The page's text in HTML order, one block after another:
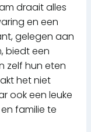
draait alles
en een
gelegen aan
biedt een
zelf hun eten
het niet
ook een leuke
familie te